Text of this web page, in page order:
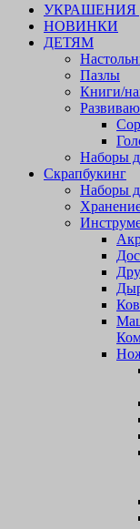
УКРАШЕНИЯ
НОВИНКИ
ДЕТЯМ
Пазлы
Книги/
Наборы
Скрапбукинг
Наборы